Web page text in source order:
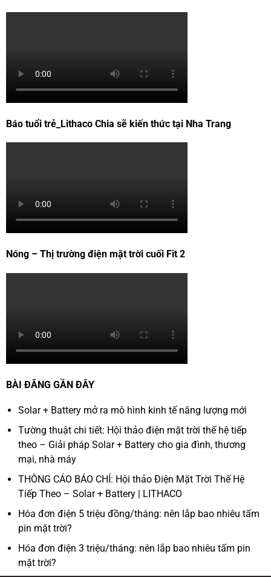
Báo tuổi trẻ_Lithaco Chia sẽ kiến thức tại Nha Trang
Nóng – Thị trường điện mặt trời cuối Fit 2
BÀI ĐĂNG GẦN ĐÂY
Solar + Battery mở ra mô hình kinh tế năng lượng mới
Tường thuật chi tiết: Hội thảo điện mặt trời thế hệ tiếp
theo – Giải pháp Solar + Battery cho gia đình, thương
mại, nhà máy
THÔNG CÁO BÁO CHÍ: Hội thảo Điện Mặt Trời Thế Hệ
Tiếp Theo – Solar + Battery | LITHACO
Hóa đơn điện 5 triệu đồng/tháng: nên lắp bao nhiêu tấm
pin mặt trời?
Hóa đơn điện 3 triệu/tháng: nên lắp bao nhiêu tấm pin
mặt trời?